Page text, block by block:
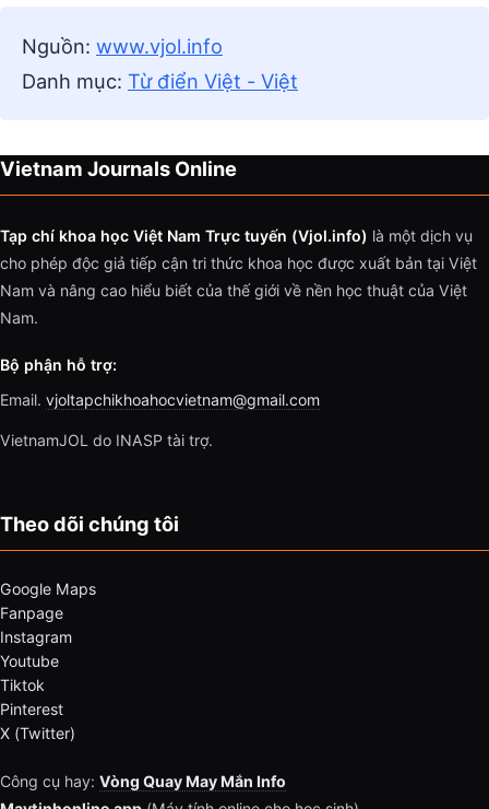
Nguồn: www.vjol.info
Danh mục: Từ điển Việt - Việt
Vietnam Journals Online
Tạp chí khoa học Việt Nam Trực tuyến (Vjol.info) là một dịch vụ
cho phép độc giả tiếp cận tri thức khoa học được xuất bản tại Việt
Nam và nâng cao hiểu biết của thế giới về nền học thuật của Việt
Nam.
Bộ phận hỗ trợ:
Email. vjoltapchikhoahocvietnam@gmail.com
VietnamJOL do INASP tài trợ.
Theo dõi chúng tôi
Google Maps
Fanpage
Instagram
Youtube
Tiktok
Pinterest
X (Twitter)
Công cụ hay: Vòng Quay May Mắn Info